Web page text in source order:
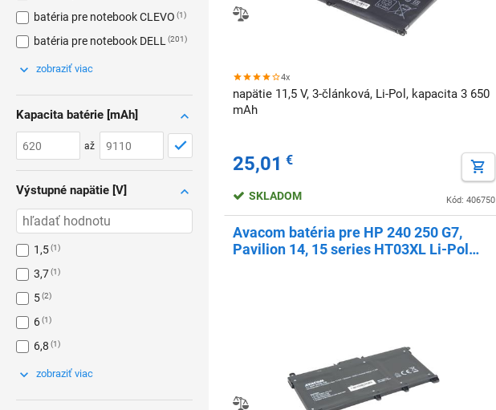
batéria pre notebook CLEVO 1
batéria pre notebook DELL 201
zobraziť viac
Kapacita batérie [mAh]
až
Výstupné napätie [V]
1,5 1
3,7 1
5 2
6 1
6,8 1
zobraziť viac
4x
napätie 11,5 V, 3-článková, Li-Pol, kapacita 3 650
mAh
25,01 €
Kód: 406750
SKLADOM
Avacom batéria pre HP 240 250 G7,
Pavilion 14, 15 series HT03XL Li-Pol